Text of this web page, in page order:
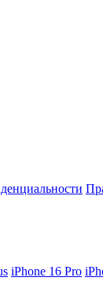
iPhone 16 Pro